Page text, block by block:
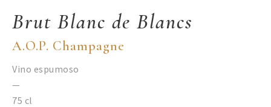
Brut Blanc de Blancs
A.O.P. Champagne
Vino espumoso
—
75 cl